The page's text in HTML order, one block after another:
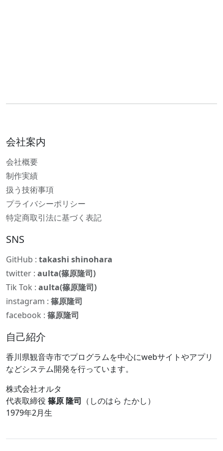
会社案内
会社概要
制作実績
扱う技術事項
プライバシーポリシー
特定商取引法に基づく表記
SNS
GitHub : takashi shinohara
twitter : aulta(篠原隆司)
Tik Tok : aulta(篠原隆司)
instagram : 篠原隆司
facebook : 篠原隆司
自己紹介
香川県観音寺市でプログラムを中心にwebサイトやアプリ
などシステム開発を行っています。
株式会社オルタ
代表取締役 篠原 隆司 （しのはら たかし）
1979年2月生